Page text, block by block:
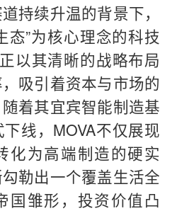
持续升温的背景下，
态”为核心理念的科技
以其清晰的战略布局
吸引着资本与市场的
着其宜宾智能制造基
线，MOVA不仅展现
化为高端制造的硬实
勒出一个覆盖生活全
国雏形，投资价值凸